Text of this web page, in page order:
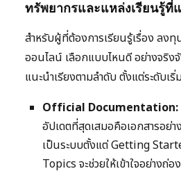
ทรัพยากรและแหล่งเรียนรู้ที่
สำหรับผู้ที่ต้องการเรียนรู้เรื่อง ลง
ออนไลน์ เลือกแบบไหนดี อย่างจริ
แนะนำเรียงตามลำดับ ตั้งแต่ระดับเ
Official Documentation:
อัปเดตที่สุดเสมอคือเอกสารอย่า
เป็นระบบตั้งแต่ Getting
Topics จะช่วยให้เข้าใจอย่างถ่